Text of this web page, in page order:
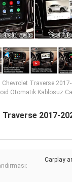
Chevrolet Traverse
Otomatik Kablosuz
2017-
Carplay